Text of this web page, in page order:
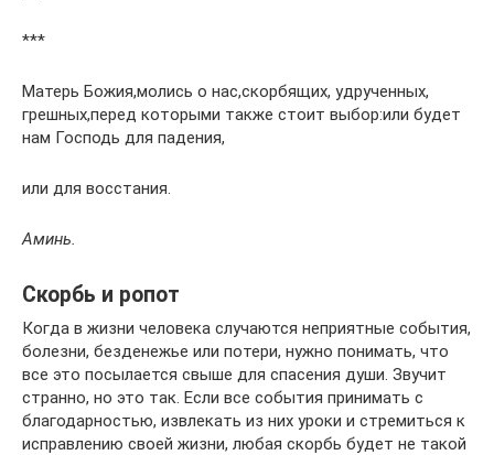
***
Матерь Божия,молись о нас,скорбящих, удрученных,
грешных,перед которыми также стоит выбор:или будет
нам Господь для падения,
или для восстания.
Аминь.
Скорбь и ропот
Когда в жизни человека случаются неприятные события,
болезни, безденежье или потери, нужно понимать, что
все это посылается свыше для спасения души. Звучит
странно, но это так. Если все события принимать с
благодарностью, извлекать из них уроки и стремиться к
исправлению своей жизни, любая скорбь будет не такой